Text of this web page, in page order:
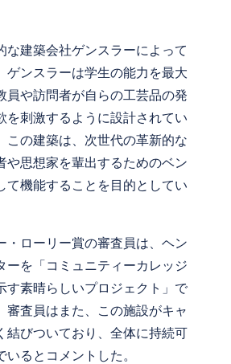
な建築会社ゲンスラーによって
ゲンスラーは学生の能力を最大
員や訪問者が自らの工芸品の発
を刺激するように設計されてい
この建築は、次世代の革新的な
や思想家を輩出するためのベン
て機能することを目的としてい
・ローリー賞の審査員は、ヘン
ーを「コミュニティーカレッジ
す素晴らしいプロジェクト」で
審査員はまた、この施設がキャ
結びついており、全体に持続可
いるとコメントした。